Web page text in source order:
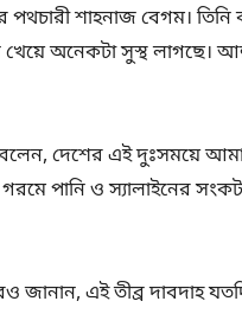
শাহনাজ বেগম।
খেয়ে অনেকটা সুস্থ লাগছে।
দেশের এই দুঃসময়ে
গরমে পানি ও স্যালাইনের
জানান, এই তীব্র দাবদাহ